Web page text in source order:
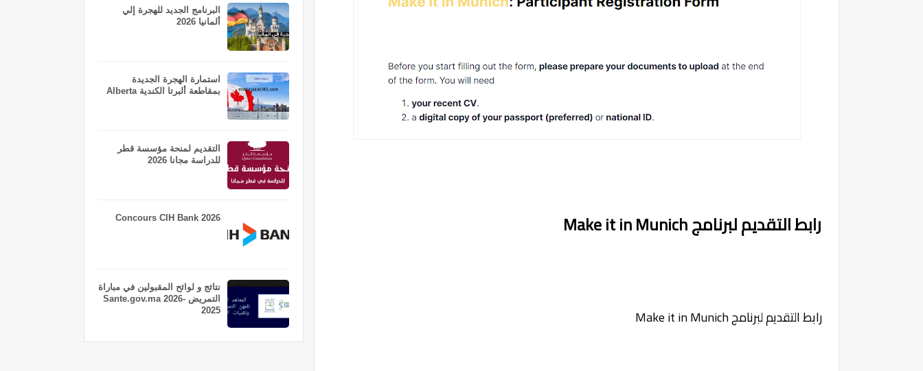
رابط التقديم لبرنامج Make it in Munich
رابط التقديم لبرنامج Make it in Munich
البرنامج الجديد للهجرة إلي
ألمانيا 2026
استمارة الهجرة الجديدة
بمقاطعة ألبرتا الكندية Alberta
التقديم لمنحة مؤسسة قطر
للدراسة مجانا 2026
Concours CIH Bank 2026
نتائج و لوائح المقبولين في مباراة
التمريض Sante.gov.ma 2026-
2025